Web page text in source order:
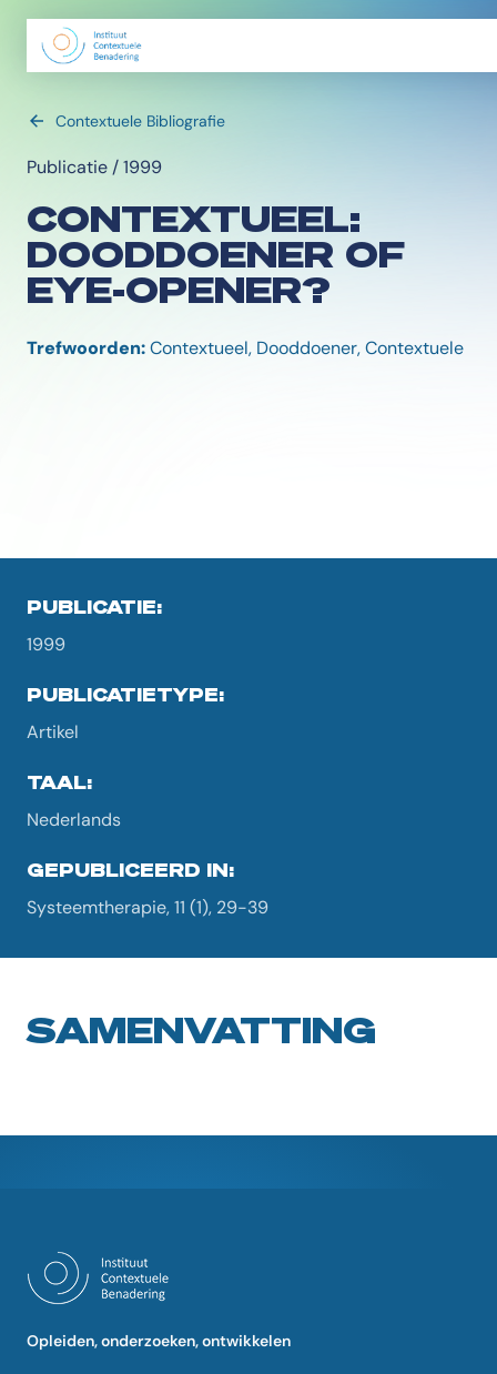
Contextuele Bibliografie
Publicatie / 1999
CONTEXTUEEL:
DOODDOENER OF
EYE-OPENER?
Trefwoorden:Contextueel, Dooddoener, Contextuele
PUBLICATIE:
1999
PUBLICATIETYPE:
Artikel
TAAL:
Nederlands
GEPUBLICEERD IN:
Systeemtherapie, 11 (1), 29-39
SAMENVATTING
Opleiden, onderzoeken, ontwikkelen